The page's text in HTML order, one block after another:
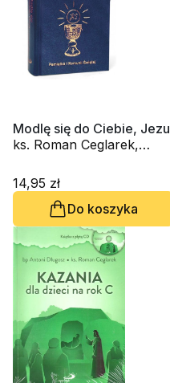
Modlę się do Ciebie, Jezu
ks. Roman Ceglarek,
14,95 zł
Do koszyka